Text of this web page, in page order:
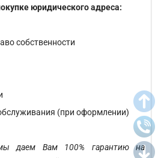
юридического адреса:
собственности
(при оформлении)
даем Вам 100% гарантию на